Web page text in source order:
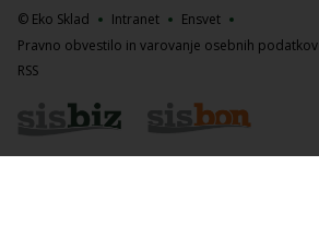
© Eko Sklad Intranet
Ensvet
Pravno obvestilo in varovanje osebnih podatkov
RSS